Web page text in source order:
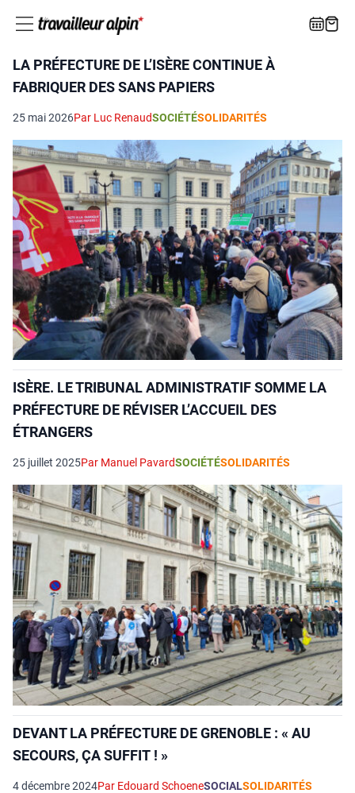
LA PRÉFECTURE DE L’ISÈRE CONTINUE À
FABRIQUER DES SANS PAPIERS
25 mai 2026Par Luc RenaudSOCIÉTÉSOLIDARITÉS
ISÈRE. LE TRIBUNAL ADMINISTRATIF SOMME LA
PRÉFECTURE DE RÉVISER L’ACCUEIL DES
ÉTRANGERS
25 juillet 2025Par Manuel PavardSOCIÉTÉSOLIDARITÉS
DEVANT LA PRÉFECTURE DE GRENOBLE : « AU
SECOURS, ÇA SUFFIT ! »
4 décembre 2024Par Edouard SchoeneSOCIALSOLIDARITÉS